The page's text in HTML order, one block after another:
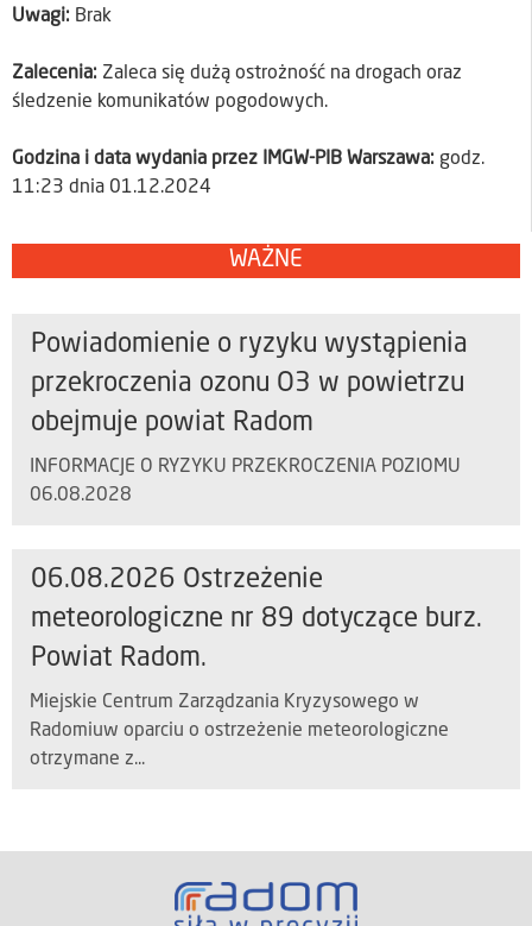
Uwagi: Brak
Zalecenia: Zaleca się dużą ostrożność na drogach oraz
śledzenie komunikatów pogodowych.
Godzina i data wydania przez IMGW-PIB Warszawa: godz.
11:23 dnia 01.12.2024
WAŻNE
Powiadomienie o ryzyku wystąpienia
przekroczenia ozonu O3 w powietrzu
obejmuje powiat Radom
INFORMACJE O RYZYKU PRZEKROCZENIA POZIOMU
06.08.2028
06.08.2026 Ostrzeżenie
meteorologiczne nr 89 dotyczące burz.
Powiat Radom.
Miejskie Centrum Zarządzania Kryzysowego w
Radomiuw oparciu o ostrzeżenie meteorologiczne
otrzymane z...